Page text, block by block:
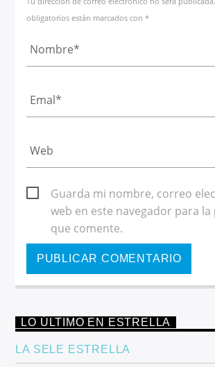
obligatorios están marcados con *
Guarda mi nombre, correo
web en este navegador para la
que comente.
LO ÚLTIMO EN ESTRELLA
LA SELE ESTRELLA